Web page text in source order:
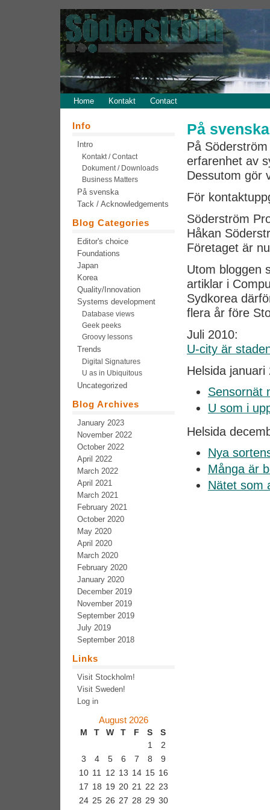
Home Kontakt Contact
På svenska
På
erfarenhet av
Dessutom gör
För
Söderström
Håkan
Företaget är
Utom bloggen
artiklar i
Sydkorea
flera år före
Juli 2010:
U-city är
Helsida januari
Sensornät
U som i
Helsida
Nya
Många är
Nätet som
Info
Intro
Kontakt / Contact
Dokument / Downloads
Business Matters
På svenska
Tack / Acknowledgements
Blog Categories
Editor's choice
Foundations
Japan
Korea
Quality/Innovation
Systems development
Database views
Geek peeks
Groovy lessons
Trends
Digital Signatures
U as in Ubiquitous
Uncategorized
Blog Archives
January 2023
November 2022
October 2022
April 2022
March 2022
April 2021
March 2021
February 2021
October 2020
May 2020
April 2020
March 2020
February 2020
January 2020
December 2019
November 2019
September 2019
July 2019
September 2018
Links
Visit Stockholm!
Visit Sweden!
Log in
August 2026
M T W T F S S
1
2
3
4 5 6 7 8
9
10 11 12 13 14 15 16
17 18 19 20 21 22 23
24 25 26 27 28 29 30